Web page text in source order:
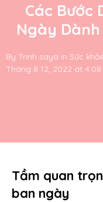
Các Bước
Ngày Dành
By Trinh saya in Sức
Tháng 8 12, 2022 at 4:08
Tầm quan
ban ngày